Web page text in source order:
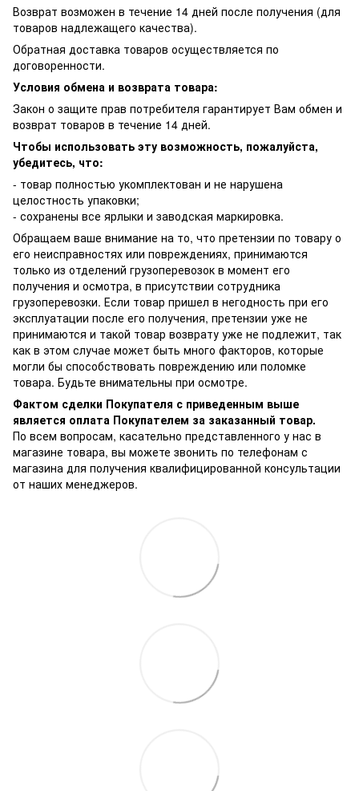
Возврат возможен в течение 14 дней после получения (для
товаров надлежащего качества).
Обратная доставка товаров осуществляется по
договоренности.
Условия обмена и возврата товара:
Закон о защите прав потребителя гарантирует Вам обмен и
возврат товаров в течение 14 дней.
Чтобы использовать эту возможность, пожалуйста,
убедитесь, что:
- товар полностью укомплектован и не нарушена
целостность упаковки;
- сохранены все ярлыки и заводская маркировка.
Обращаем ваше внимание на то, что претензии по товару о
его неисправностях или повреждениях, принимаются
только из отделений грузоперевозок в момент его
получения и осмотра, в присутствии сотрудника
грузоперевозки. Если товар пришел в негодность при его
эксплуатации после его получения, претензии уже не
принимаются и такой товар возврату уже не подлежит, так
как в этом случае может быть много факторов, которые
могли бы способствовать повреждению или поломке
товара. Будьте внимательны при осмотре.
Фактом сделки Покупателя с приведенным выше
является оплата Покупателем за заказанный товар.
По всем вопросам, касательно представленного у нас в
магазине товара, вы можете звонить по телефонам с
магазина для получения квалифицированной консультации
от наших менеджеров.